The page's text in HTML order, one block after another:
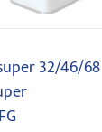
32/46/68